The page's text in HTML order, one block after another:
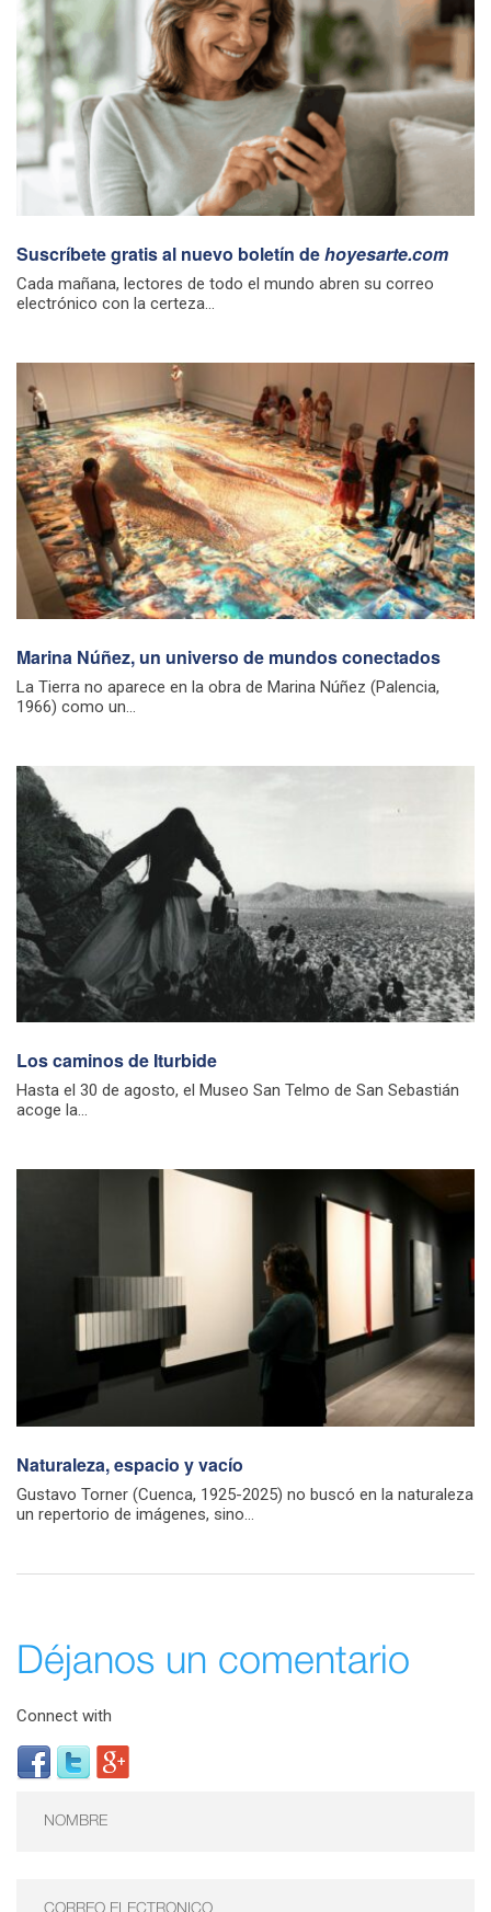
Suscríbete gratis al nuevo boletín dehoyesarte.com
Cada mañana, lectores de todo el mundo abren su correo
electrónico con la certeza...
Marina Núñez, un universo de mundos conectados
La Tierra no aparece en la obra de Marina Núñez (Palencia,
1966) como un...
Los caminos de Iturbide
Hasta el 30 de agosto, el Museo San Telmo de San Sebastián
acoge la...
Naturaleza, espacio y vacío
Gustavo Torner (Cuenca, 1925-2025) no buscó en la naturaleza
un repertorio de imágenes, sino...
Déjanos un comentario
Connect with